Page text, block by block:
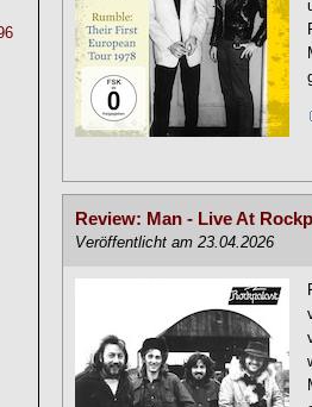
Review: Man - Live At
Veröffentlicht am 23.04.2026